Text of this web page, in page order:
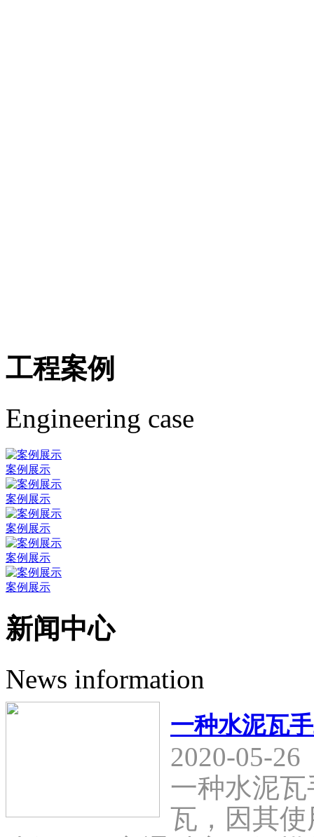
工程案例
Engineering case
案例展示
案例展示
案例展示
案例展示
案例展示
新闻中心
News information
一种水泥瓦
2020-05-26
一种水泥
瓦，因其